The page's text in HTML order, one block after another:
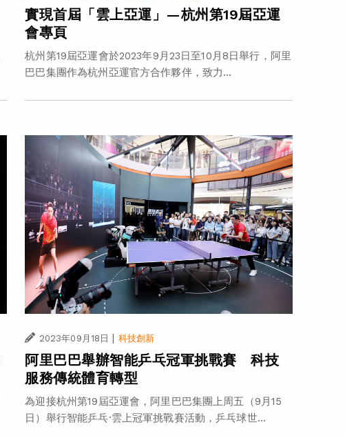
實現首屆「雲上亞運」—杭州第19屆亞運
會專頁
杭州第19屆亞運會於2023年9月23日至10月8日舉行，阿里
巴巴集團作為杭州亞運官方合作夥伴，致力...
2023年09月18日 | 科技創新
阿里巴巴舉辦智能乒乓冠軍挑戰賽 科技
服務傳統體育轉型
為迎接杭州第19屆亞運會，阿里巴巴集團上周五（9月15
日）舉行智能乒乓·雲上冠軍挑戰賽活動，乒乓球世...